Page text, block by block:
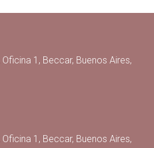
1, Beccar, Buenos Aires,
1, Beccar, Buenos Aires,